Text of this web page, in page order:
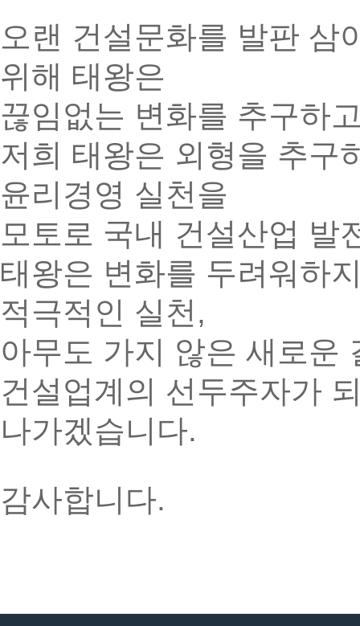
오랜 건설문화를 발판 삼
위해 태왕은
끊임없는 변화를 추구하
저희 태왕은 외형을 추구
윤리경영 실천을
모토로 국내 건설산업 발
태왕은 변화를 두려워하
적극적인 실천,
아무도 가지 않은 새로운
건설업계의 선두주자가
나가겠습니다.
감사합니다.